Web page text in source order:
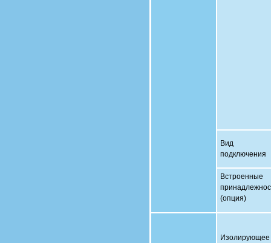
Вид
подключения
Встроенные
(опция)
Изолирующее